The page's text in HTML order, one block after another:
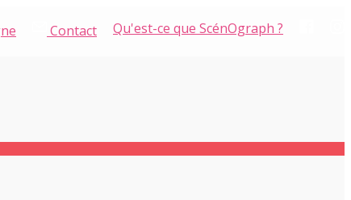
Contact Qu'est-ce que ScénOgraph ?